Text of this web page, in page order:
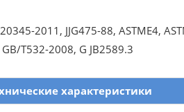
2011, JJG475-88, ASTME4,
T532-2008, G JB2589.3
характеристики